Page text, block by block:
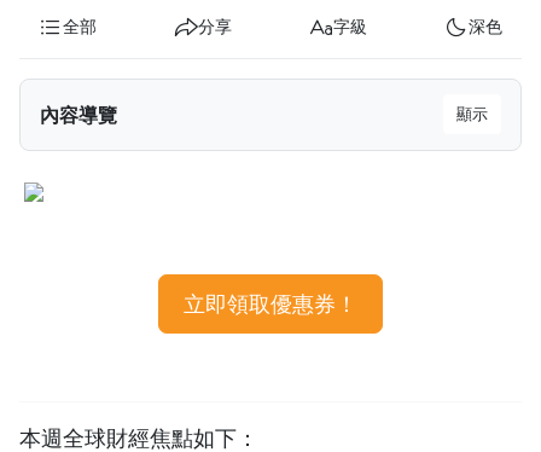
全部 分享 字級 深色
內容導覽 顯示
#3：英特爾 1.8 奈米製程量產，帶動美股三大指數創歷史
#4：甲骨文股價高點重摔 40%，「大賣空」麥可貝瑞出手
利率挑戰（1/15）
立即領取優惠券！
本週全球財經焦點如下：
2.0x
1.75x
沒有播放清單